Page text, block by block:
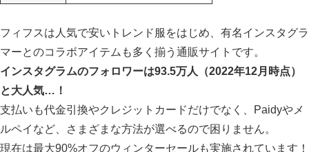
フィフスは人気で安いトレンド服をはじめ、有名インスタグラ
マーとのコラボアイテムも多く揃う通販サイトです。
インスタグラムのフォロワーは93.5万人（2022年12月時点）
と大人気…！
支払いも代金引換やクレジットカードだけでなく、Paidyやメ
ルペイなど、さまざまな方法が選べるので困りません。
現在は最大90%オフのウィンターセールも実施されています！